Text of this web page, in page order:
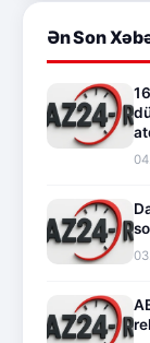
Ən Son